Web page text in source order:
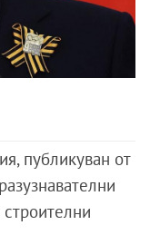
публикуван от